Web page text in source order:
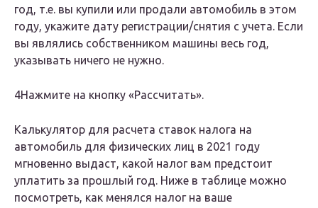
год, т.е. вы купили или продали автомобиль в этом
году, укажите дату регистрации/снятия с учета. Если
вы являлись собственником машины весь год,
указывать ничего не нужно.
4Нажмите на кнопку «Рассчитать».
Калькулятор для расчета ставок налога на
автомобиль для физических лиц в 2021 году
мгновенно выдаст, какой налог вам предстоит
уплатить за прошлый год. Ниже в таблице можно
посмотреть, как менялся налог на ваше